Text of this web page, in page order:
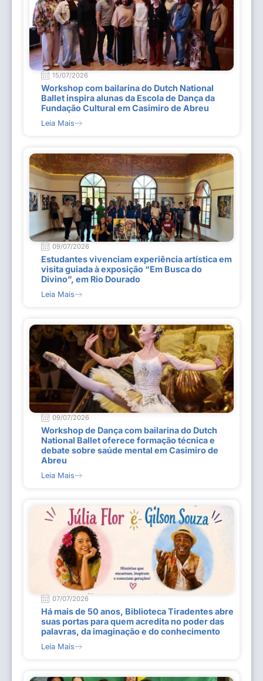
15/07/2026
Workshop com bailarina do Dutch National
Ballet inspira alunas da Escola de Dança da
Fundação Cultural em Casimiro de Abreu
Leia Mais
09/07/2026
Estudantes vivenciam experiência artística em
visita guiada à exposição “Em Busca do
Divino”, em Rio Dourado
Leia Mais
09/07/2026
Workshop de Dança com bailarina do Dutch
National Ballet oferece formação técnica e
debate sobre saúde mental em Casimiro de
Abreu
Leia Mais
07/07/2026
Há mais de 50 anos, Biblioteca Tiradentes abre
suas portas para quem acredita no poder das
palavras, da imaginação e do conhecimento
Leia Mais